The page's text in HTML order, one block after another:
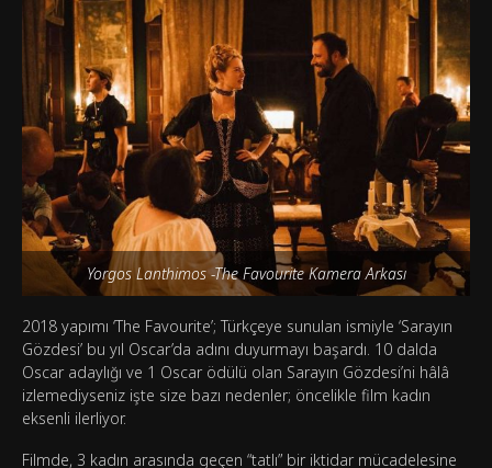
Yorgos Lanthimos -The Favourite Kamera Arkası
2018 yapımı ‘The Favourite’; Türkçeye sunulan ismiyle ‘Sarayın
Gözdesi’ bu yıl Oscar’da adını duyurmayı başardı. 10 dalda
Oscar adaylığı ve 1 Oscar ödülü olan Sarayın Gözdesi’ni hâlâ
izlemediyseniz işte size bazı nedenler; öncelikle film kadın
eksenli ilerliyor.
Filmde, 3 kadın arasında geçen “tatlı” bir iktidar mücadelesine